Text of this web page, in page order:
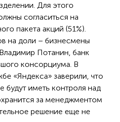
Для этого
согласиться на
пакета акций (51%).
на доли – бизнесмены
Потанин, банк
консорциума. В
«Яндекса» заверили, что
будут иметь контроля над
за менеджментом
решение еще не